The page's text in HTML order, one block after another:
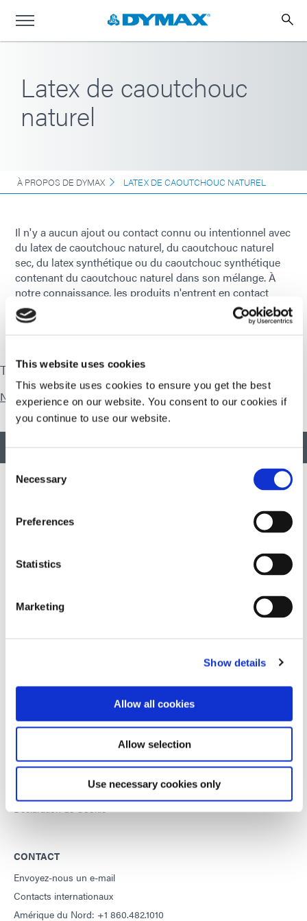
This website uses cookies
This website uses cookies to ensure you get the best
experience on our website. You consent to our cookies if
you continue to use our website.
Consent
Selection
Necessary
Preferences
Statistics
Marketing
Show details
Allow all cookies
Allow selection
Use necessary cookies only
Latex de caoutchouc
naturel
À PROPOS DE DYMAX LATEX DE CAOUTCHOUC NATUREL
Il n'y a aucun ajout ou contact connu ou intentionnel avec
du latex de caoutchouc naturel, du caoutchouc naturel
sec, du latex synthétique ou du caoutchouc synthétique
contenant du caoutchouc naturel dans son mélange. À
notre connaissance, les produits n'entrent en contact
avec aucun matériau ou équipement contenant du latex.
Télécharger
Natural Rubber
Développer des matériaux innovants à durcissement rapide et à
considérablement l'efficacité de la fabrication.
Ce site est protégé par reCAPTCHA et la
confidentialité de Google
appliquer.
Conditions générales de service
Conditions d'utilisation
Déclaration de confidentialité
CONTACT
Envoyez-nous un e-mail
Contacts internationaux
Amérique du Nord: +1 860.482.1010